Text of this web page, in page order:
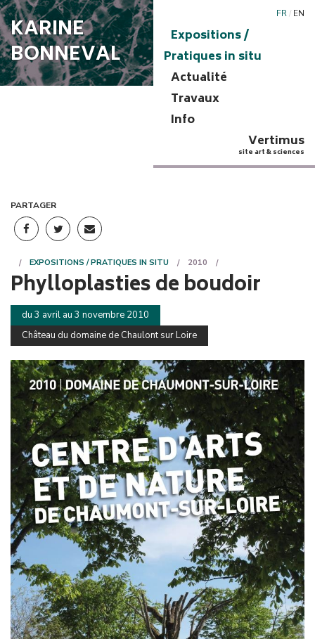
KARINE
BONNEVAL
FR/EN
Expositions /
Pratiques in situ
Actualité
Travaux
Info
Vertimus
site art & sciences
PARTAGER
EXPOSITIONS / PRATIQUES IN SITU 2010
Phylloplasties de boudoir
du 3 avril au 3 novembre 2010
Château du domaine de Chaulont sur Loire